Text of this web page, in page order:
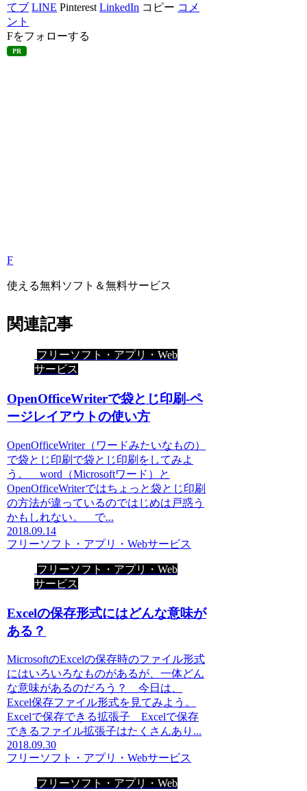
てブ LINE Pinterest LinkedIn コピー コメ
ント
Fをフォローする
PR
F
使える無料ソフト＆無料サービス
関連記事
フリーソフト・アプリ・Web
サービス
OpenOfficeWriterで袋とじ印刷-ペ
ージレイアウトの使い方
OpenOfficeWriter（ワードみたいなもの）
で袋とじ印刷で袋とじ印刷をしてみよ
う。 word（Microsoftワード）と
OpenOfficeWriterではちょっと袋とじ印刷
の方法が違っているのではじめは戸惑う
かもしれない。 で...
2018.09.14
フリーソフト・アプリ・Webサービス
フリーソフト・アプリ・Web
サービス
Excelの保存形式にはどんな意味が
ある？
MicrosoftのExcelの保存時のファイル形式
にはいろいろなものがあるが、一体どん
な意味があるのだろう？ 今日は、
Excel保存ファイル形式を見てみよう。
Excelで保存できる拡張子 Excelで保存
できるファイル拡張子はたくさんあり...
2018.09.30
フリーソフト・アプリ・Webサービス
フリーソフト・アプリ・Web